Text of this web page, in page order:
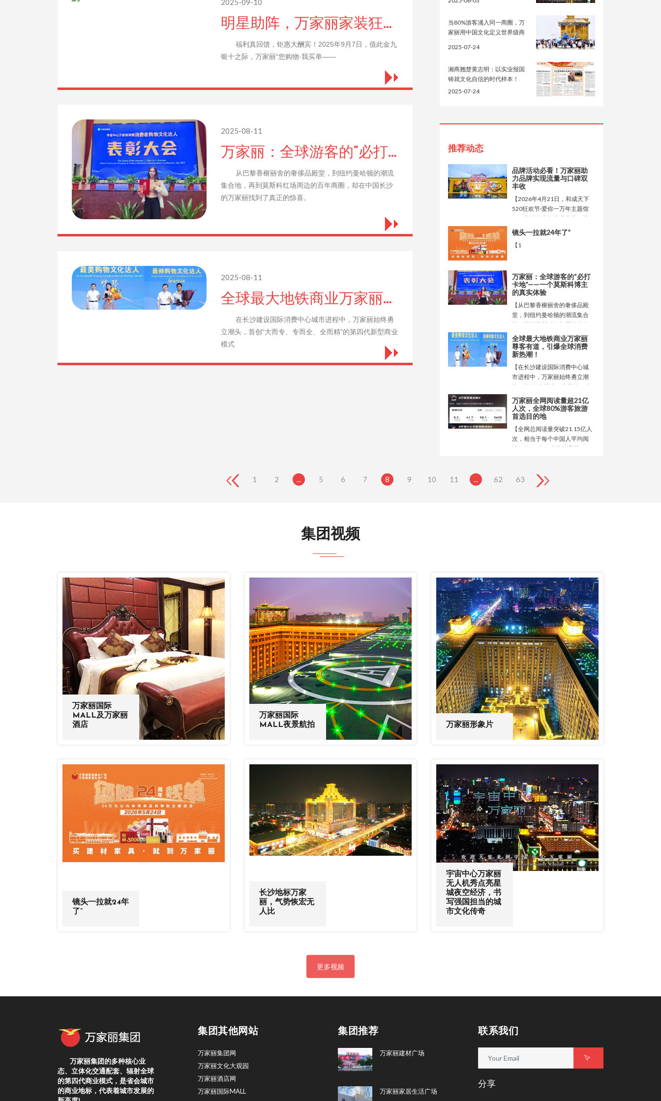
2025-09-10
明星助阵，万家丽家装狂欢购超高人气！钜惠星城，中秋国庆巨奖酬宾全面启动！
福利真回馈，钜惠大酬宾！2025年9月7日，值此金九
银十之际，万家丽“您购物·我买单——
2025-08-11
万家丽：全球游客的“必打卡地”——一个莫斯科博主的真实体验
从巴黎香榭丽舍的奢侈品殿堂，到纽约曼哈顿的潮流
集合地，再到莫斯科红场周边的百年商圈，却在中国长沙
的万家丽找到了真正的惊喜。
2025-08-11
全球最大地铁商业万家丽尊客有道，引爆全球消费新热潮！
在长沙建设国际消费中心城市进程中，万家丽始终勇
立潮头，首创“大而专、专而全、全而精”的第四代新型商业
模式
当80%游客涌入同一商圈，万
家丽用中国文化定义世界级商
业地标
2025-07-24
湘商翘楚黄志明：以实业报国
铸就文化自信的时代样本！
2025-07-24
推荐动态
品牌活动必看！万家丽助
力品牌实现流量与口碑双
丰收
【2026年4月21日，和成天下
520狂欢节·爱你一万年主题馆
在万家丽西广场浪漫启幕，携
手大话西游经典IP打造沉浸式
体验空间，活动将持续开放至5
月20日，为长沙带来为期一个
地活动，不仅引爆全城打卡热
潮，更直观展现出万家丽西广
场作为城市顶级商业活动场地
的核心价值，是品牌推广、IP
联展、异业合作的最优选择。
镜头一拉就24年了”
【1
万家丽：全球游客的“必打
卡地”——一个莫斯科博主
的真实体验
【从巴黎香榭丽舍的奢侈品殿
堂，到纽约曼哈顿的潮流集合
地，再到莫斯科红场周边的百
年商圈，却在中国长沙的万家
丽找到了真正的惊喜。
全球最大地铁商业万家丽
尊客有道，引爆全球消费
新热潮！
【在长沙建设国际消费中心城
市进程中，万家丽始终勇立潮
头，首创“大而专、专而全、全
而精”的第四代新型商业模式
万家丽全网阅读量超21亿
人次，全球80%游客旅游
首选目的地
【全网总阅读量突破21.15亿人
次，相当于每个中国人平均阅
读了约1.5次；大数据显示，万
台的TOP 1...
1 2 ... 5 6 7 8 9 10 11 ... 62 63
集团视频
万家丽国际
MALL及万家丽
酒店
万家丽国际
MALL夜景航拍
万家丽形象片
镜头一拉就24年
了”
长沙地标万家
丽，气势恢宏无
人比
宇宙中心万家丽
无人机秀点亮星
城夜空经济，书
写强国担当的城
市文化传奇
更多视频
万家丽集团的多种核心业
态、立体化交通配套、辐射全球
的第四代商业模式，是省会城市
的商业地标，代表着城市发展的
集团其他网站
万家丽集团网
万家丽文化大观园
万家丽酒店网
万家丽国际MALL
集团推荐
万家丽建材广场
万家丽家居生活广场
联系我们
分享